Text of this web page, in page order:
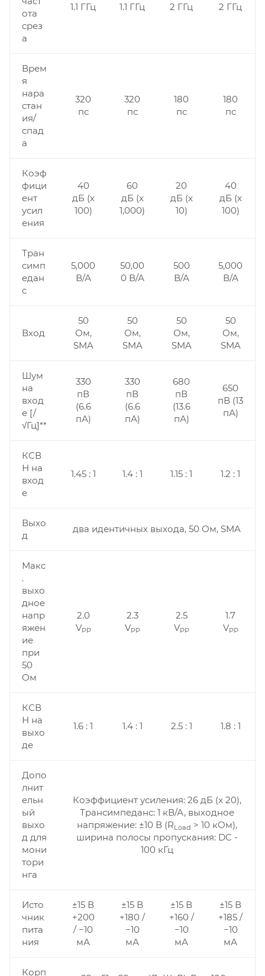
ота
срез
а
1.1 ГГц 1.1 ГГц 2 ГГц 2 ГГц
Врем
я
нара
стан
ия/
спад
а
320
пс
320
пс
180
пс
180
пс
Коэф
фици
ент
усил
ения
40
дБ (x
100)
60
дБ (x
1,000)
20
дБ (x
10)
40
дБ (x
100)
Тран
симп
едан
с
5,000
В/А
50,00
0 В/А
500
В/А
5,000
В/А
Вход
50
Ом,
SMA
50
Ом,
SMA
50
Ом,
SMA
50
Ом,
SMA
Шум
на
вход
е [/
√Гц]**
330
пВ
(6.6
пА)
330
пВ
(6.6
пА)
680
пВ
(13.6
пА)
650
пВ (13
пА)
КСВ
Н на
вход
е
1.45 : 1 1.4 : 1 1.15 : 1 1.2 : 1
Выхо
д
два идентичных выхода, 50 Ом, SMA
Макс
.
выхо
дное
напр
яжен
ие
при
50
Ом
2.0
VPP
2.3
VPP
2.5
VPP
1.7
VPP
КСВ
Н на
выхо
де
1.6 : 1 1.4 : 1 2.5 : 1 1.8 : 1
Допо
лнит
ельн
ый
выхо
д для
мони
тори
нга
Коэффициент усиления: 26 дБ (x 20),
Трансимпеданс: 1 кВ/А, выходное
напряжение: ±10 В (RLoad > 10 кОм),
ширина полосы пропускания: DC -
100 кГц
Исто
чник
пита
ния
±15 В
+200
/ −10
мА
±15 В
+180 /
−10
мА
±15 В
+160 /
−10
мА
±15 В
+185 /
−10
мА
Корп